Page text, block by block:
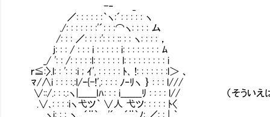
-‐ _
／: : : : : :｀ヽ:´: : : : : ヽ
./: : : : : : :'´: : :⌒ヽ: : : : ム
/: : : ／: : : :': : : :: : : ヽ: : : : ，
j: : : / : : : i : : : : : i: : : : : : : : ﾑ
_/ ': : /: : : : :l: : : : : : l: : : : : : : : : i
ｒ≦:〉.l: : ': : :i ; ｲ', : : : : : ﾄ､ !: : : : : : :l＞ 、
ﾏ/∧i : : : :.:l/ｰ{-!',: : : : ﾉ‐ﾘヽ ｝ : : : l///
∨::/.: : :.:ヽ|______lﾊ: : : i_______ﾘ : : : : l// （そういえば不
.∨､: : : :iヽ弋ツ｀ ∨人 弋ツ: : : : : ﾄ〈
.ヽi: : : ゝ､ ´¨｀ '´ ´¨｀ﾉ:_／: : | ｀